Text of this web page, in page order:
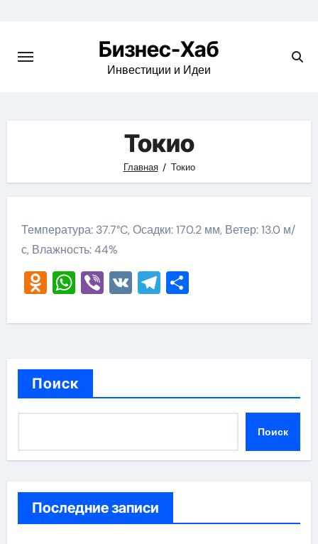
content
Бизнес-Хаб
Инвестиции и Идеи
Токио
Главная Токио
Температура: 37.7°C, Осадки: 170.2 мм, Ветер: 13.0 м/
с, Влажность: 44%
Odnoklassniki
WhatsApp
Viber
VKTelegram
Отправить
Поиск
Поиск
Последние записи